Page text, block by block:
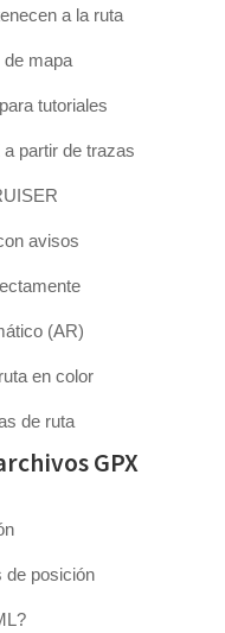
a la ruta
mapa
tutoriales
partir de trazas
avisos
(AR)
en color
de ruta
GPX
de posición